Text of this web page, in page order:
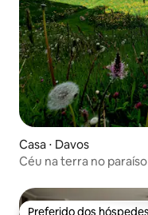
Casa ⋅ Davos
Céu na terra no
Preferido dos hóspedes